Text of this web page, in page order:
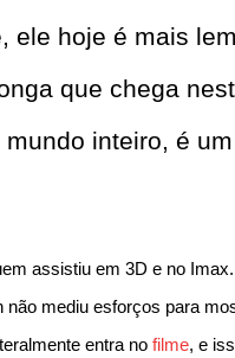
ele hoje é mais
que chega
inteiro, é
assistiu em 3D e no
não mediu esforços para
entra no filme, e